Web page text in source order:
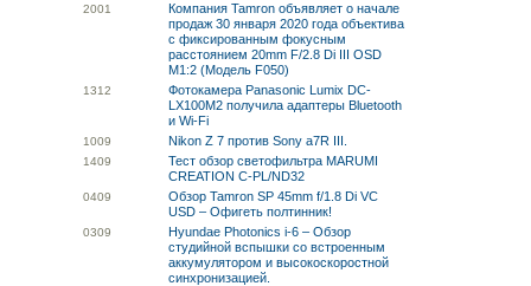
2001
Компания Tamron объявляет о начале
продаж 30 января 2020 года объектива
с фиксированным фокусным
расстоянием 20mm F/2.8 Di III OSD
M1:2 (Модель F050)
1312
Фотокамера Panasonic Lumix DC-
LX100M2 получила адаптеры Bluetooth
и Wi-Fi
1009 Nikon Z 7 против Sony a7R III.
1409
Тест обзор светофильтра MARUMI
CREATION C-PL/ND32
0409
Обзор Tamron SP 45mm f/1.8 Di VC
USD – Офигеть полтинник!
0309
Hyundae Photonics i-6 – Обзор
студийной вспышки со встроенным
аккумулятором и высокоскоростной
синхронизацией.